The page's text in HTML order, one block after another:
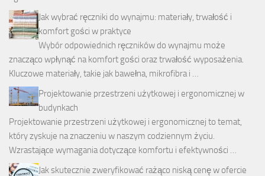
Jak wybrać ręczniki do wynajmu: materiały, trwałość i
komfort gości w praktyce
Wybór odpowiednich ręczników do wynajmu może
znacząco wpłynąć na komfort gości oraz trwałość wyposażenia.
Kluczowe materiały, takie jak bawełna, mikrofibra i …
Projektowanie przestrzeni użytkowej i ergonomicznej w
budynkach
Projektowanie przestrzeni użytkowej i ergonomicznej to temat,
który zyskuje na znaczeniu w naszym codziennym życiu.
Wzrastające wymagania dotyczące komfortu i efektywności …
Jak skutecznie zweryfikować rażąco niską cenę w ofercie